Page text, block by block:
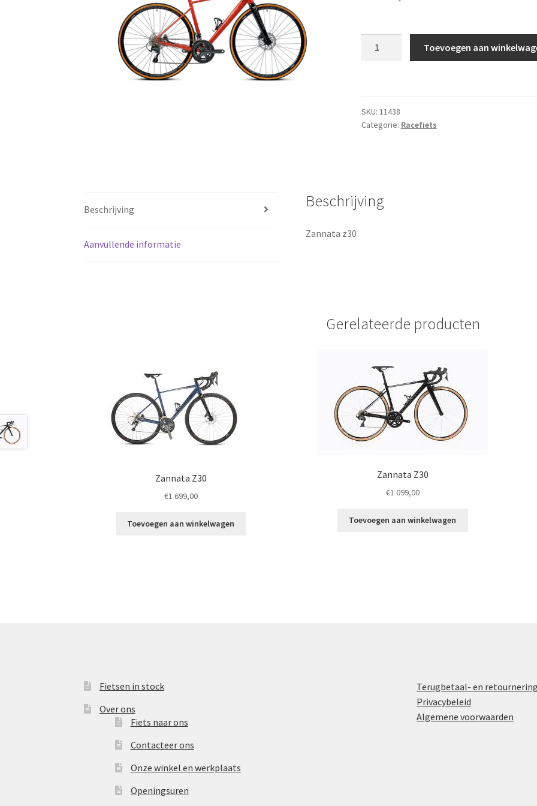
Toevoegen aan
SKU: 11438
Categorie: Racefiets
Beschrijving
Aanvullende informatie
Beschrijving
Zannata z30
Gerelateerde producten
Zannata Z30
€1 699,00
Toevoegen aan winkelwagen
Zannata Z30
€1 099,00
Toevoegen aan winkelwagen
Fietsen in stock
Over ons
Fiets naar ons
Contacteer ons
Onze winkel en werkplaats
Openingsuren
Terugbetaal- en
Privacybeleid
Algemene voorwaarden